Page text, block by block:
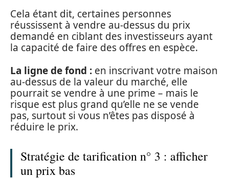
Cela étant dit, certaines personnes
réussissent à vendre au-dessus du prix
demandé en ciblant des investisseurs ayant
la capacité de faire des offres en espèce.
La ligne de fond : en inscrivant votre maison
au-dessus de la valeur du marché, elle
pourrait se vendre à une prime – mais le
risque est plus grand qu’elle ne se vende
pas, surtout si vous n’êtes pas disposé à
réduire le prix.
Stratégie de tarification n° 3 : afficher
un prix bas